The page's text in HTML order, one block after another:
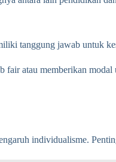
tanggung jawab untuk
fair atau memberikan
individualisme.